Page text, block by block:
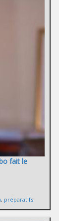
fait le
, préparatifs